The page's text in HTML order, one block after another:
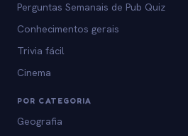
Perguntas Semanais de Pub Quiz
Conhecimentos gerais
Trivia fácil
Cinema
POR CATEGORIA
Geografia